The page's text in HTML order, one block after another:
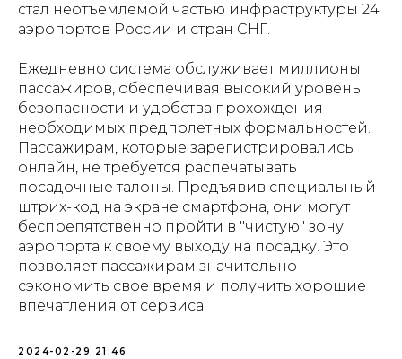
стал неотъемлемой частью инфраструктуры 24
аэропортов России и стран СНГ.
Ежедневно система обслуживает миллионы
пассажиров, обеспечивая высокий уровень
безопасности и удобства прохождения
необходимых предполетных формальностей.
Пассажирам, которые зарегистрировались
онлайн, не требуется распечатывать
посадочные талоны. Предъявив специальный
штрих-код на экране смартфона, они могут
беспрепятственно пройти в "чистую" зону
аэропорта к своему выходу на посадку. Это
позволяет пассажирам значительно
сэкономить свое время и получить хорошие
впечатления от сервиса.
2024-02-29 21:46